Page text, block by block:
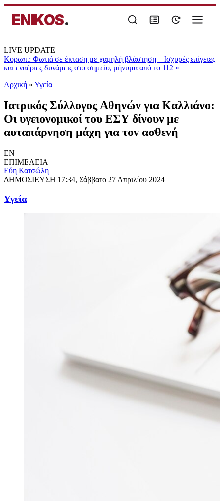
ENIKOS.
LIVE UPDATE
Κορωπί: Φωτιά σε έκταση με χαμηλή βλάστηση – Ισχυρές επίγειες
και εναέριες δυνάμεις στο σημείο, μήνυμα από το 112 »
Αρχική » Υγεία
Ιατρικός Σύλλογος Αθηνών για Καλλιάνο:
Οι υγειονομικοί του ΕΣΥ δίνουν με
αυταπάρνηση μάχη για τον ασθενή
EN
ΕΠΙΜΕΛΕΙΑ
Εύη Κατσώλη
ΔΗΜΟΣΙΕΥΣΗ 17:34, Σάββατο 27 Απριλίου 2024
Υγεία